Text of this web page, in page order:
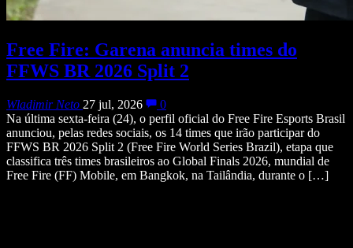
Free Fire: Garena anuncia times do
FFWS BR 2026 Split 2
Wladimir Neto 27 jul, 2026
0
Na última sexta-feira (24), o perfil oficial do Free Fire Esports Brasil
anunciou, pelas redes sociais, os 14 times que irão participar do
FFWS BR 2026 Split 2 (Free Fire World Series Brazil), etapa que
classifica três times brasileiros ao Global Finals 2026, mundial de
Free Fire (FF) Mobile, em Bangkok, na Tailândia, durante o […]